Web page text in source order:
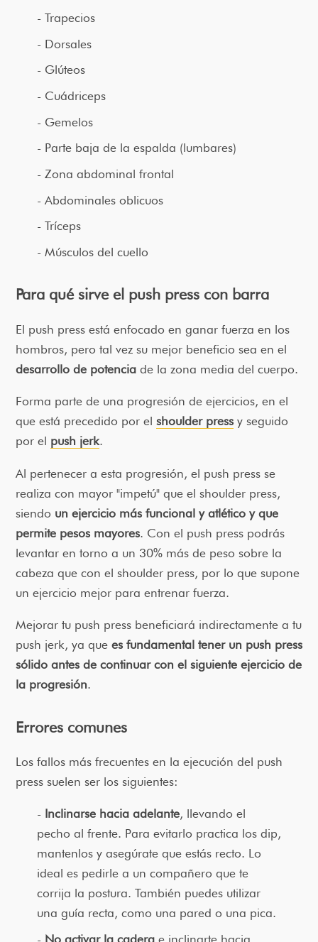
Trapecios
Dorsales
Glúteos
Cuádriceps
Gemelos
Parte baja de la espalda (lumbares)
Zona abdominal frontal
Abdominales oblicuos
Tríceps
Músculos del cuello
Para qué sirve el push press con barra
El push press está enfocado en ganar fuerza en los
hombros, pero tal vez su mejor beneficio sea en el
desarrollo de potenciade la zona media del cuerpo.
Forma parte de una progresión de ejercicios, en el
que está precedido por el shoulder pressy seguido
por el push jerk.
Al pertenecer a esta progresión, el push press se
realiza con mayor "impetú" que el shoulder press,
siendo un ejercicio más funcional y atlético y que
permite pesos mayores. Con el push press podrás
levantar en torno a un 30% más de peso sobre la
cabeza que con el shoulder press, por lo que supone
un ejercicio mejor para entrenar fuerza.
Mejorar tu push press beneficiará indirectamente a tu
push jerk, ya que es fundamental tener un push press
sólido antes de continuar con el siguiente ejercicio de
la progresión.
Errores comunes
Los fallos más frecuentes en la ejecución del push
press suelen ser los siguientes:
Inclinarse hacia adelante, llevando el
pecho al frente. Para evitarlo practica los dip,
mantenlos y asegúrate que estás recto. Lo
ideal es pedirle a un compañero que te
corrija la postura. También puedes utilizar
una guía recta, como una pared o una pica.
No activar la caderae inclinarte hacia